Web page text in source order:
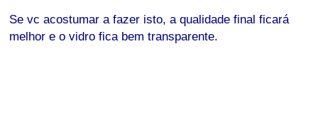
Se vc acostumar a fazer isto, a qualidade final ficará
melhor e o vidro fica bem transparente.